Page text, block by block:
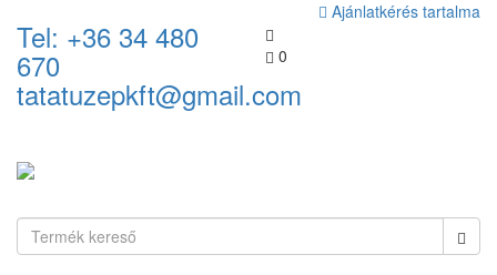
Tel: +36 34 480
670
tatatuzepkft@gmail.com
Ajánlatkérés tartalma
0